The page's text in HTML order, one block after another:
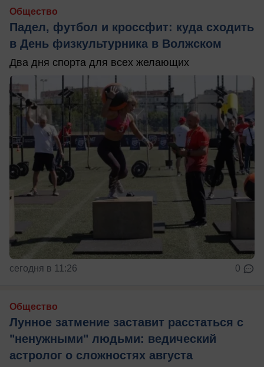
Общество
Падел, футбол и кроссфит: куда сходить
в День физкультурника в Волжском
Два дня спорта для всех желающих
сегодня в 11:26 0
Общество
Лунное затмение заставит расстаться с
"ненужными" людьми: ведический
астролог о сложностях августа